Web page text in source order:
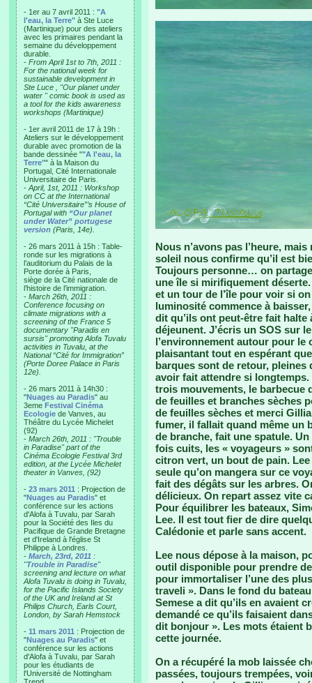
- 1er au 7 avril 2011 : "A
l'eau, la Terre" à Ste Luce
(Martinique) pour des ateliers
avec les primaires pendant la
semaine du développement
durable.
- From April 1st to 7th, 2011 :
For the national week for
sustainable development in
Ste Luce , "Our planet under
water " comic book is used as
a tool for the kids awareness
workshops (Martinique)
- 1er avril 2011 de 17 à 19h :
Ateliers sur le développement
durable avec promotion de la
bande dessinée ""A l'eau, la
Terre"" à la Maison du
Portugal, Cité Internationale
Universitaire de Paris.
- April, 1st, 2011 : Workshop
on CC at the International
“Cité Universitaire”’s House of
Portugal with “Our planet
under Water” portugese
version (Paris, 14e).
- 26 mars 2011 à 15h : Table-
ronde sur les migrations à
l’auditorium du Palais de la
Porte dorée à Paris,
siège de la Cité nationale de
l’histoire de l’immigration.
- March 26th, 2011 :
Conference focusing on
climate migrations with a
screening of the France 5
documentary "Paradis en
sursis" promoting Alofa Tuvalu
activities in Tuvalu, at the
National “Cité for Immigration”
(Porte Doree Palace in Paris
12e).
- 26 mars 2011 à 14h30 :
"Nuages au Paradis" au
3eme Festival Cinéma
Ecologie de Vanves, au
Théâtre du Lycée Michelet
(92)
- March 26th, 2011 : "Trouble
in Paradise" part of the
Cinéma Ecologie Festival 3rd
edition, at the Lycée Michelet
theater in Vanves, (92)
- 23 mars 2011 : Projection de
"Nuages au Paradis" et
conférence sur les actions
d'Alofa à Tuvalu, par Sarah
pour la Société des Iles du
Pacifique de Grande Bretagne
et d'Ireland à l'église St
Philippe à Londres.
- March, 23rd, 2011 :
"Trouble in Paradise"
screening and lecture on what
Alofa Tuvalu is doing in Tuvalu,
for the Pacific Islands Society
of the UK and Ireland at St
Philips Church, Earls Court,
London, by Sarah Hemstock
- 11 mars 2011 : Projection de
"Nuages au Paradis" et
conférence sur les actions
d'Alofa à Tuvalu, par Sarah
pour les étudiants de
l'Université de Nottingham
Nous n’avons pas l’heure,
soleil nous confirme qu’il est
Toujours personne… on
une île si mirifiquement
et un tour de l’île pour voir si
luminosité commence à
dit qu’ils ont peut-être fait halte
déjeunent. J’écris un SOS sur
l’environnement autour pour
plaisantant tout en espérant
barques sont de retour, pleines
avoir fait attendre si longtemps.
trois mouvements, le barbecue
de feuilles et branches sèches
de feuilles sèches et merci
fumer, il fallait quand même un
de branche, fait une spatule.
fois cuits, les « voyageurs »
citron vert, un bout de pain.
seule qu’on mangera sur ce
fait des dégâts sur les arbres.
délicieux. On repart assez vite
Pour équilibrer les bateaux,
Lee. Il est tout fier de dire
Calédonie et parle sans accent.
Lee nous dépose à la maison,
outil disponible pour prendre
pour immortaliser l’une des
traveli ». Dans le fond du
Semese a dit qu’ils en avaient
demandé ce qu’ils faisaient
dit bonjour ». Les mots étaient
cette journée.
On a récupéré la mob laissée
passées, toujours trempées,